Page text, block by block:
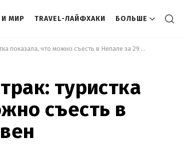
И МИР TRAVEL-ЛАЙФХАКИ БОЛЬШЕ
100 рупий на завтрак: туристка показала, что можно съесть в Непале за 29 гривен
туристка
съесть в